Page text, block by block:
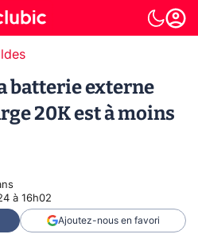
batterie externe
20K est à moins
à 16h02
Ajoutez-nous en favori